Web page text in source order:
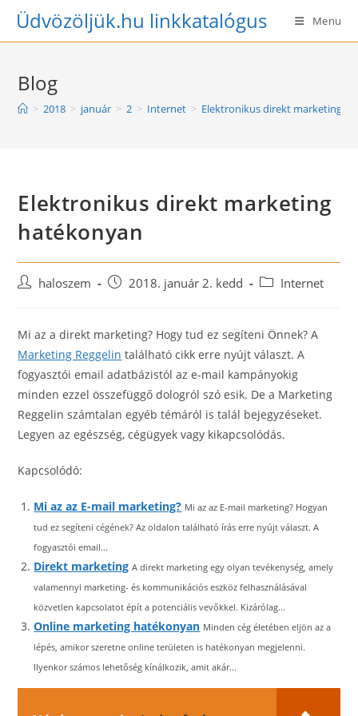
SkipÜdvözöljük.hu linkkatalógus Menu
Blog
> 2018 > január > 2 > Internet > Elektronikus direkt marketing
Elektronikus direkt marketing
hatékonyan
Posthaloszem
Post2018. január 2. kedd
PostInternet
Mi az a direkt marketing? Hogy tud ez segíteni Önnek? A
Marketing Reggelin található cikk erre nyújt választ. A
fogyasztói email adatbázistól az e-mail kampányokig
minden ezzel összefüggő dologról szó esik. De a Marketing
Reggelin számtalan egyéb témáról is talál bejegyzéseket.
Legyen az egészség, cégügyek vagy kikapcsolódás.
Kapcsolódó:
Mi az az E-mail marketing? Mi az az E-mail marketing? Hogyan
tud ez segíteni cégének? Az oldalon található írás erre nyújt választ. A
fogyasztói email...
Direkt marketing A direkt marketing egy olyan tevékenység, amely
valamennyi marketing- és kommunikációs eszköz felhasználásával
közvetlen kapcsolatot épít a potenciális vevőkkel. Kizárólag...
Online marketing hatékonyan Minden cég életében eljön az a
lépés, amikor szeretne online területen is hatékonyan megjelenni.
Ilyenkor számos lehetőség kínálkozik, amit akár...